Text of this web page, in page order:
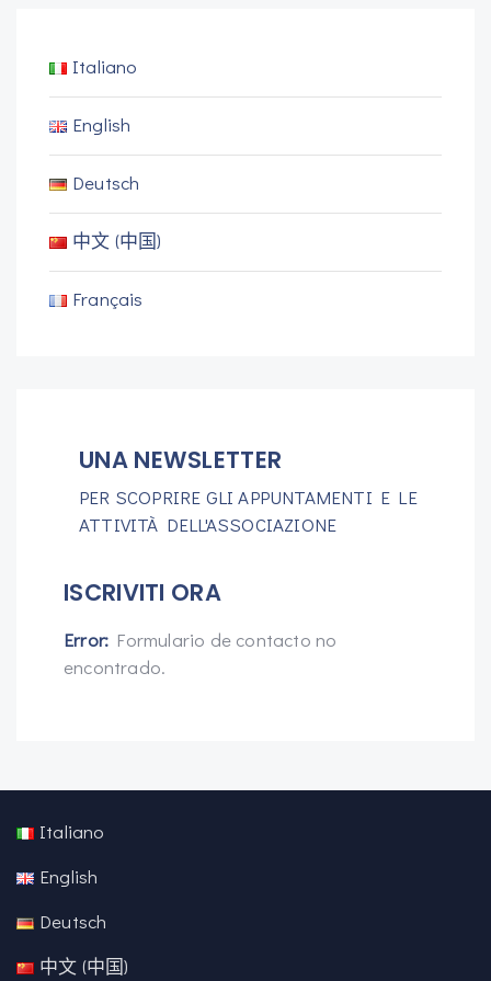
Italiano
English
Deutsch
中文 (中国)
Français
UNA NEWSLETTER
PER SCOPRIRE GLI APPUNTAMENTI E LE
ATTIVITÀ DELL'ASSOCIAZIONE
ISCRIVITI ORA
Error: Formulario de contacto no
encontrado.
Italiano
English
Deutsch
中文 (中国)